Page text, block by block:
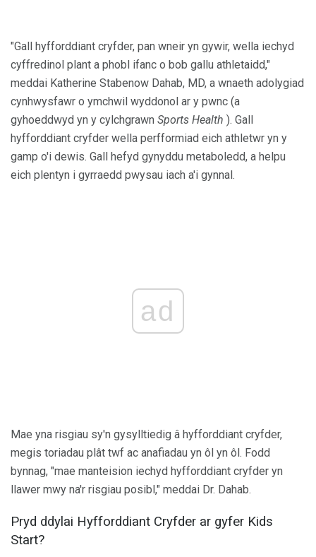
"Gall hyfforddiant cryfder, pan wneir yn gywir, wella iechyd
cyffredinol plant a phobl ifanc o bob gallu athletaidd,"
meddai Katherine Stabenow Dahab, MD, a wnaeth adolygiad
cynhwysfawr o ymchwil wyddonol ar y pwnc (a
gyhoeddwyd yn y cylchgrawn Sports Health ). Gall
hyfforddiant cryfder wella perfformiad eich athletwr yn y
gamp o'i dewis. Gall hefyd gynyddu metaboledd, a helpu
eich plentyn i gyrraedd pwysau iach a'i gynnal.
ad
Mae yna risgiau sy'n gysylltiedig â hyfforddiant cryfder,
megis toriadau plât twf ac anafiadau yn ôl yn ôl. Fodd
bynnag, "mae manteision iechyd hyfforddiant cryfder yn
llawer mwy na'r risgiau posibl," meddai Dr. Dahab.
Pryd ddylai Hyfforddiant Cryfder ar gyfer Kids
Start?